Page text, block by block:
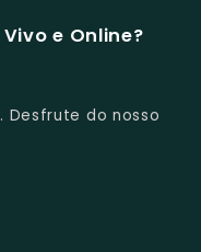
e Online?
Desfrute do nosso